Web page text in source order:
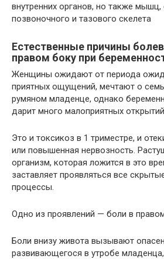
внутренних органов, но также мышц,
позвоночного и тазового скелета
Естественные причины
правом боку при
Женщины ожидают от периода
приятных ощущений, мечтают о
румяном младенце, однако
дарит много малоприятных
Это и токсикоз в 1 триместре, и
или повышенная нервозность.
организм, которая ложится в это
заставляет проявляться все
процессы.
Одно из проявлений — боли в
Боли внизу живота вызывают
развивающегося в утробе